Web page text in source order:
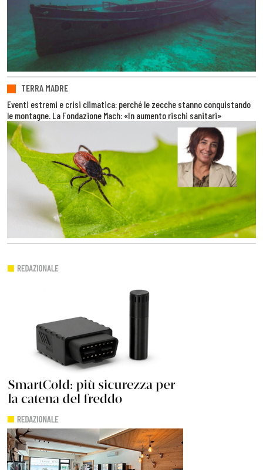
TERRA MADRE
Eventi estremi e crisi climatica: perché le zecche stanno conquistando
le montagne. La Fondazione Mach: «In aumento rischi sanitari»